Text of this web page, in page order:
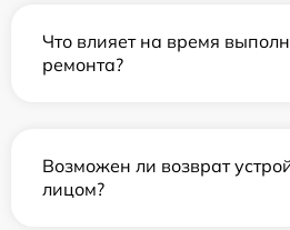
Что влияет на время
ремонта?
Возможен ли возврат
лицом?